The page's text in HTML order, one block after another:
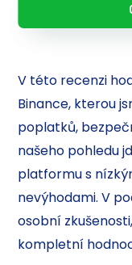
V této recenzi
Binance, kterou
poplatků,
našeho pohledu
platformu s
nevýhodami. V
osobní
kompletní